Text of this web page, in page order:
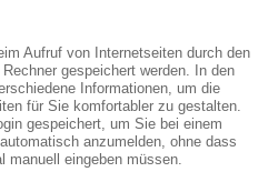
Aufruf von Internetseiten durch den
gespeichert werden. In den
Informationen, um die
für Sie komfortabler zu gestalten.
gespeichert, um Sie bei einem
anzumelden, ohne dass
manuell eingeben müssen.